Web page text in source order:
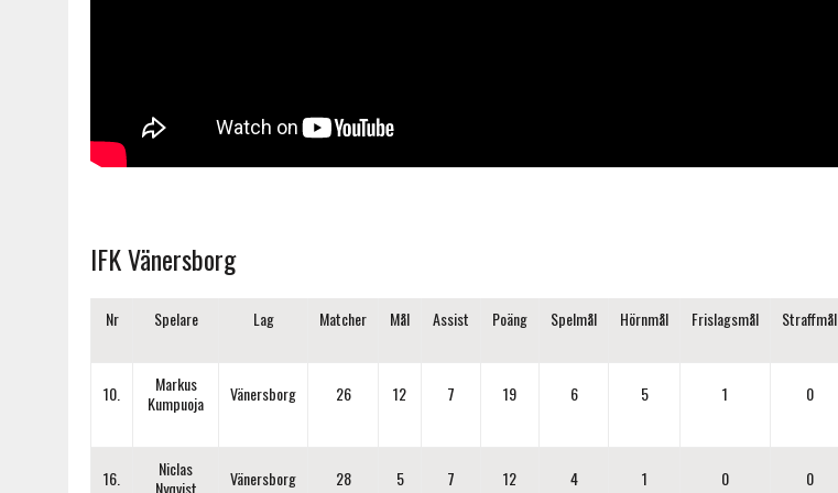
IFK Vänersborg
Nr Spelare Lag Matcher Mål Assist Poäng Spelmål Hörnmål Frislagsmål Straffmål
10.
Markus
Kumpuoja
Vänersborg 26 12 7 19 6 5 1 0
16.
Niclas
Nyqvist
Vänersborg 28 5 7 12 4 1 0 0